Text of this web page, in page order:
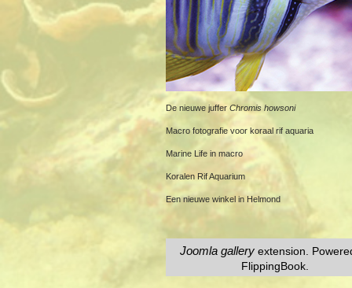
De nieuwe juffer Chromis howsoni
Macro fotografie voor koraal rif aquaria
Marine Life in macro
Koralen Rif Aquarium
Een nieuwe winkel in Helmond
Joomla galleryextension.
FlippingBook.